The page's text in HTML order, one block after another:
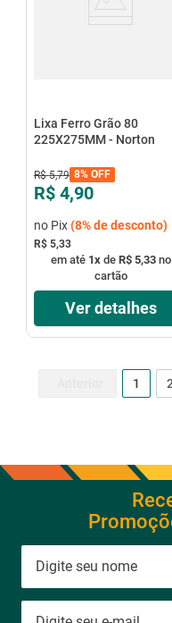
Lixa Ferro Grão 80
225X275MM - Norton
R$ 5,79 8%OFF
R$ 4,90
no Pix(8%de desconto)
R$ 5,33
em até 1xde R$ 5,33no
cartão
Ver detalhes
1